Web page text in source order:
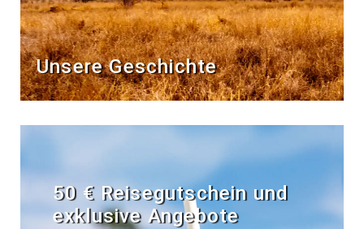
Unsere Geschichte
50 € Reisegutschein und
exklusive Angebote